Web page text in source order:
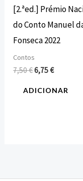
[2.ªed.] Prémio
do Conto Manuel
Fonseca 2022
Contos
7,50€6,75€
ADICIONAR